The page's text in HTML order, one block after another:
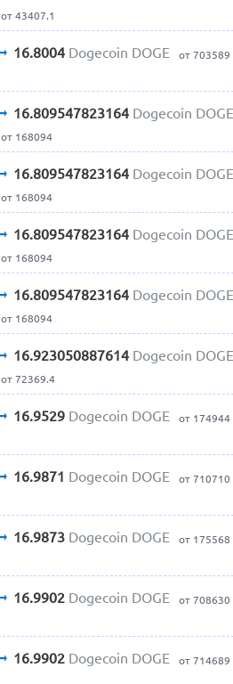
от 43407.1
16.8004 Dogecoin DOGE от 703589
16.809547823164 Dogecoin DOGE
от 168094
16.809547823164 Dogecoin DOGE
от 168094
16.809547823164 Dogecoin DOGE
от 168094
16.809547823164 Dogecoin DOGE
от 168094
16.923050887614 Dogecoin DOGE
от 72369.4
16.9529 Dogecoin DOGE от 174944
16.9871 Dogecoin DOGE от 710710
16.9873 Dogecoin DOGE от 175568
16.9902 Dogecoin DOGE от 708630
16.9902 Dogecoin DOGE от 714689